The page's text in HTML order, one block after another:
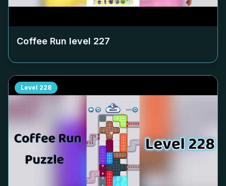
Coffee Run level 227
Level 228